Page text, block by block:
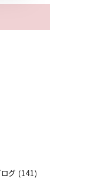
グ (141)